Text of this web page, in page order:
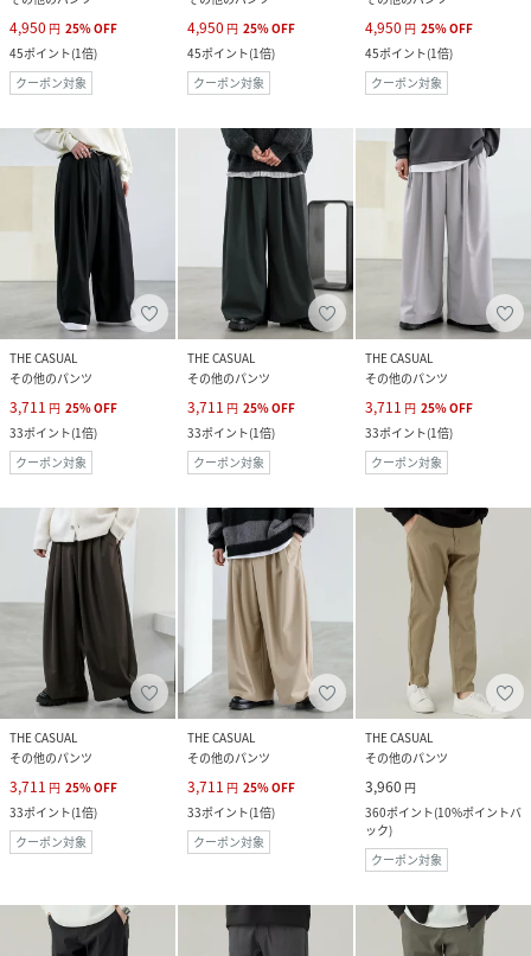
4,950 円 25%OFF
45ポイント(1倍)
クーポン対象
4,950 円 25%OFF
45ポイント(1倍)
クーポン対象
4,950 円 25%OFF
45ポイント(1倍)
クーポン対象
THE CASUAL
その他のパンツ
3,711 円 25%OFF
33ポイント(1倍)
クーポン対象
THE CASUAL
その他のパンツ
3,711 円 25%OFF
33ポイント(1倍)
クーポン対象
THE CASUAL
その他のパンツ
3,711 円 25%OFF
33ポイント(1倍)
クーポン対象
THE CASUAL
その他のパンツ
3,711 円 25%OFF
33ポイント(1倍)
クーポン対象
THE CASUAL
その他のパンツ
3,711 円 25%OFF
33ポイント(1倍)
クーポン対象
THE CASUAL
その他のパンツ
3,960 円
360ポイント(10%ポイントバ
ック)
クーポン対象